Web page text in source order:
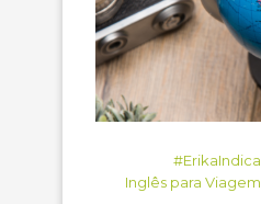
#ErikaIndica
Inglês para Viagem